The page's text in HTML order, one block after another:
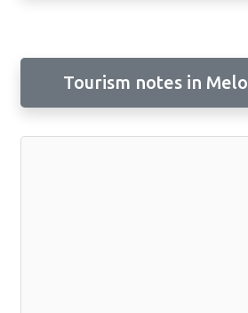
Tourism notes in Melo